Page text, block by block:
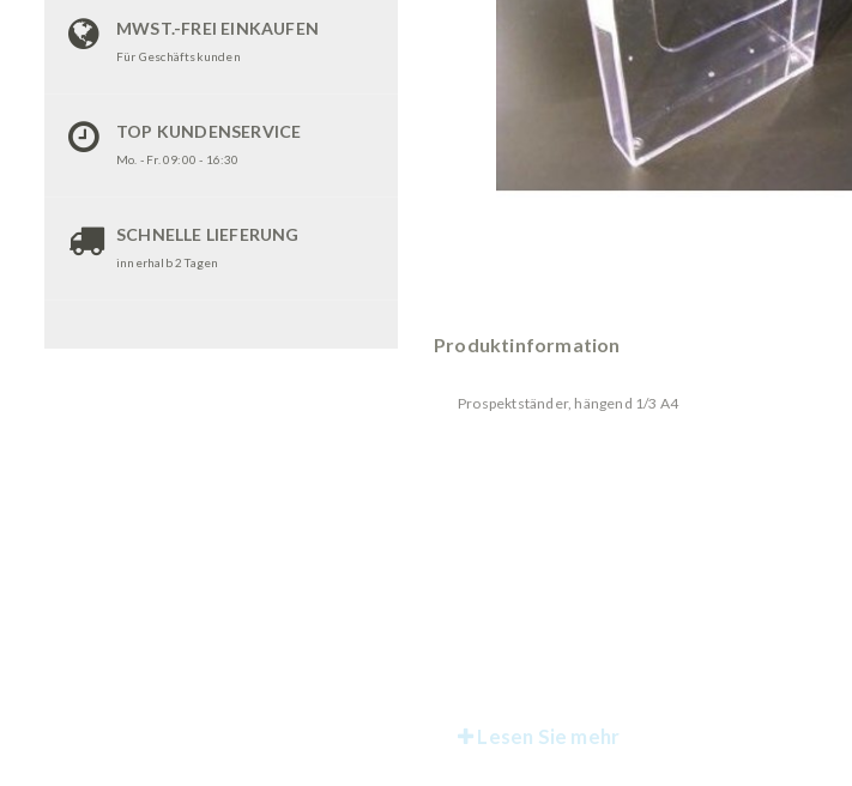
MWST.-FREI EINKAUFEN
Für Geschäftskunden
TOP KUNDENSERVICE
Mo. - Fr. 09:00 - 16:30
SCHNELLE LIEFERUNG
innerhalb 2 Tagen
Produktinformation
Prospektständer, hängend 1/3 A4
Lesen Sie mehr